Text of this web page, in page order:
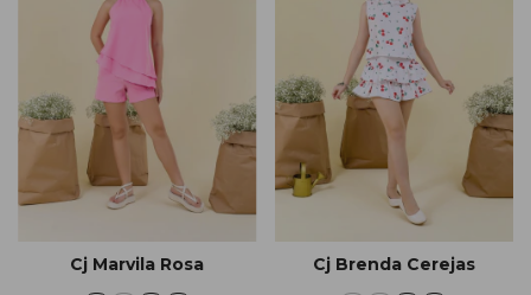
Cj Marvila Rosa Cj Brenda Cerejas